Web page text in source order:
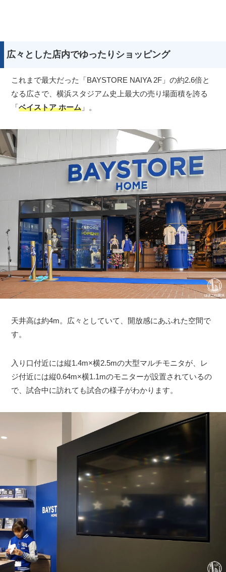
広々とした店内でゆったりショッピング
これまで最大だった「BAYSTORE NAIYA 2F」の約2.6倍と
なる広さで、横浜スタジアム史上最大の売り場面積を誇る
「ベイストア ホーム 」。
天井高は約4m。広々としていて、開放感にあふれた空間で
す。
入り口付近には縦1.4m×横2.5mの大型マルチモニタが、レ
ジ付近には縦0.64m×横1.1mのモニターが設置されているの
で、試合中に訪れても試合の様子がわかります。